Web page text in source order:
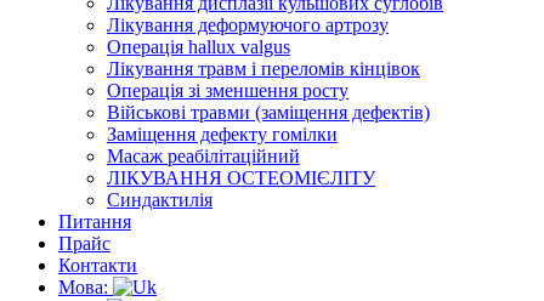
Лікування деформуючого артрозу
Операція hallux valgus
Лікування травм і переломів кінцівок
Операція зі зменшення росту
Військові травми (заміщення дефектів)
Заміщення дефекту гомілки
Масаж реабілітаційний
ЛІКУВАННЯ ОСТЕОМІЄЛІТУ
Синдактилія
Питання
Прайс
Контакти
Мова: